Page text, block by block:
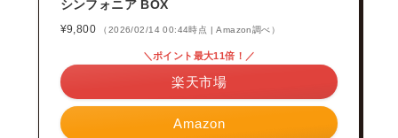
シンフォニア BOX
¥9,800 （2026/02/14 00:44時点 | Amazon調べ）
Amazon
＼ポイント最大11倍！／
楽天市場